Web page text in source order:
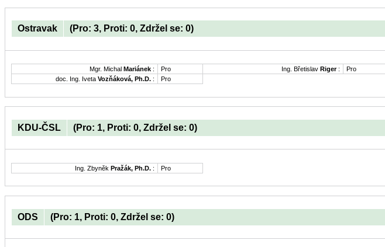
Ostravak (Pro: 3, Proti: 0, Zdržel se: 0)
Mgr. Michal Mariánek : Pro Ing. Břetislav Riger: Pro
doc. Ing. Iveta Vozňáková, Ph.D. : Pro
KDU-ČSL (Pro: 1, Proti: 0, Zdržel se: 0)
Ing. Zbyněk Pražák, Ph.D. : Pro
ODS (Pro: 1, Proti: 0, Zdržel se: 0)